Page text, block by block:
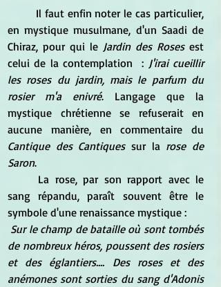
en mystique musulmane, d'un Saadi de
Chiraz, pour qui le Jardin des Roses est
celui de la contemplation  : J'irai cueillir
les roses du jardin, mais le parfum du
rosier m'a enivré. Langage que la
mystique chrétienne se refuserait en
Cantique des Cantiques sur la rose de
Saron.
sang répandu, paraît souvent être le
symbole d'une renaissance mystique :
Sur le champ de bataille où sont tombés
de nombreux héros, poussent des rosiers
et des églantiers.... Des roses et des
anémones sont sorties du sang d'Adonis